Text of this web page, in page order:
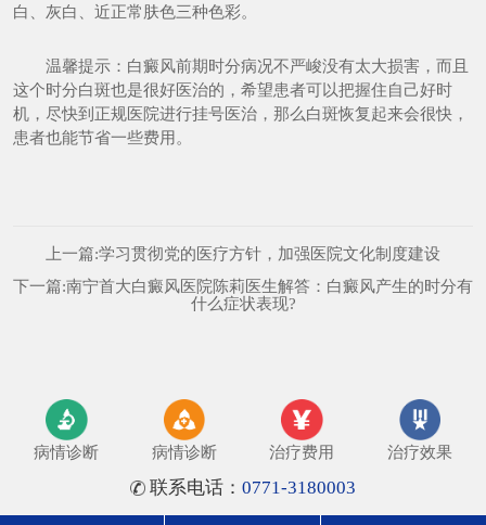
白、灰白、近正常肤色三种色彩。
温馨提示：白癜风前期时分病况不严峻没有太大损害，而且
这个时分白斑也是很好医治的，希望患者可以把握住自己好时
机，尽快到正规医院进行挂号医治，那么白斑恢复起来会很快，
患者也能节省一些费用。
上一篇:学习贯彻党的医疗方针，加强医院文化制度建设
下一篇:南宁首大白癜风医院陈莉医生解答：白癜风产生的时分有
什么症状表现?
病情诊断 病情诊断 治疗费用 治疗效果
联系电话： 0771-3180003